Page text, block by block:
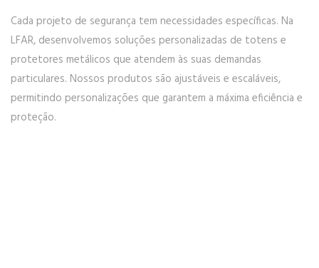
Cada projeto de segurança tem necessidades específicas. Na
LFAR, desenvolvemos soluções personalizadas de totens e
protetores metálicos que atendem às suas demandas
particulares. Nossos produtos são ajustáveis e escaláveis,
permitindo personalizações que garantem a máxima eficiência e
proteção.